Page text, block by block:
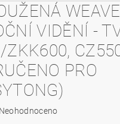
VIDĚNÍ -
ZKK600,
PRO
Neohodnoceno